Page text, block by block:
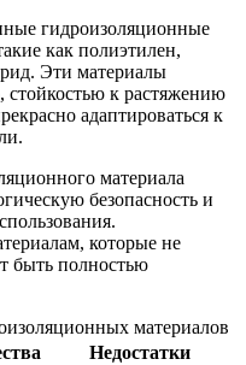
гидроизоляционные
как полиэтилен,
Эти материалы
стойкостью к растяжению
адаптироваться к
материала
безопасность и
которые не
быть полностью
материалов
Недостатки